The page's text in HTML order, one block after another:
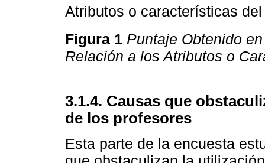
Atributos o características
Figura 1 Puntaje Obtenido
Relación a los Atributos o
3.1.4. Causas que
de los profesores
Esta parte de la encuesta